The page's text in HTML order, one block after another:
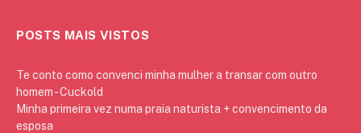
POSTS MAIS VISTOS
Te conto como convenci minha mulher a transar com outro
homem - Cuckold
Minha primeira vez numa praia naturista + convencimento da
esposa